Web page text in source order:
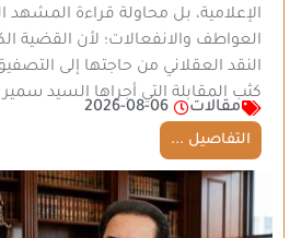
الإعلامية، بل محاولة قراءة المشهد
العواطف والانفعالات؛ لأن القضية
النقد العقلاني من حاجتها إلى
كثب المقابلة التي أجراها السيد
مقالات
2026-08-06
التفاصيل ...